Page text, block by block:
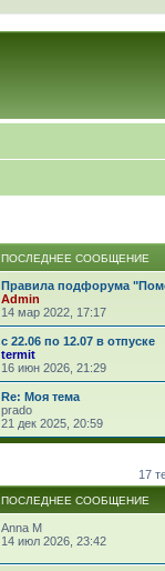
ПОСЛЕДНЕЕ СООБЩЕНИЕ
Правила подфорума
Admin
14 мар 2022, 17:17
с 22.06 по 12.07 в отпуске
termit
16 июн 2026, 21:29
Re: Моя тема
prado
21 дек 2025, 20:59
17
ПОСЛЕДНЕЕ СООБЩЕНИЕ
Anna M
14 июл 2026, 23:42